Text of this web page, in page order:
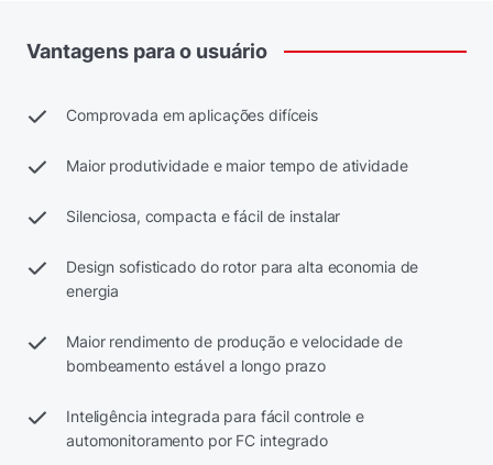
Vantagens parao usuário
Comprovada em aplicações difíceis
Maior produtividade e maior tempo de atividade
Silenciosa, compacta e fácil de instalar
Design sofisticado do rotor para alta economia de
energia
Maior rendimento de produção e velocidade de
bombeamento estável a longo prazo
Inteligência integrada para fácil controle e
automonitoramento por FC integrado